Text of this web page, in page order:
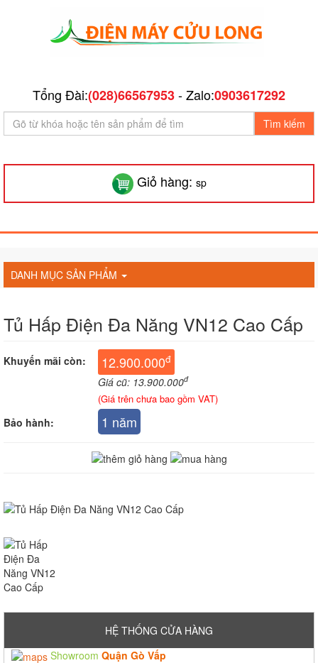
Tổng Đài:(028)66567953- Zalo:0903617292
Tìm kiếm
Giỏ hàng: sp
DANH MỤC SẢN PHẨM
Tủ Hấp Điện Đa Năng VN12 Cao Cấp
Khuyến mãi còn: 12.900.000đ
Giá cũ: 13.900.000đ
(Giá trên chưa bao gồm VAT)
Bảo hành: 1 năm
HỆ THỐNG CỬA HÀNG
Showroom Quận Gò Vấp